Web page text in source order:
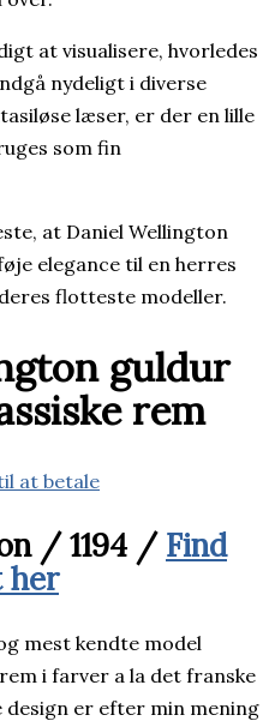
at visualisere, hvorledes
nydeligt i diverse
læser, er der en lille
som fin
at Daniel Wellington
elegance til en herres
flotteste modeller.
guldur
rem
/ 1194 / Find
her
mest kendte model
i farver a la det franske
design er efter min mening